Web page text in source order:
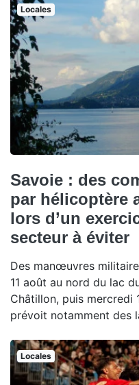
Locales
Savoie : des
par hélicoptère
lors d’un
secteur à éviter
Des manœuvres
11 août au nord du lac
Châtillon, puis mercredi
prévoit notamment des
Locales